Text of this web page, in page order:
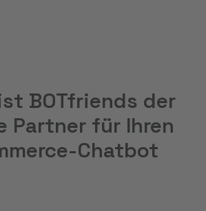
BOTfriends der
Partner für Ihren
Chatbot